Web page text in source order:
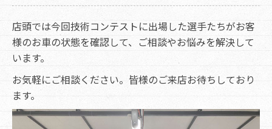
店頭では今回技術コンテストに出場した選手たちがお客
様のお車の状態を確認して、ご相談やお悩みを解決して
います。
お気軽にご相談ください。皆様のご来店お待ちしており
ます。